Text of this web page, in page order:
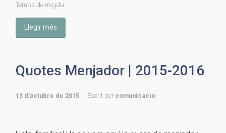
Temps de migdia
Llegir més
Quotes Menjador | 2015-2016
13 d'octubre de 2015 Escrit per comunicacio